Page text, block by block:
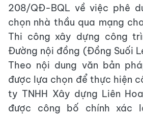
208/QĐ-BQL về việc phê
chọn nhà thầu qua mạng
Thi công xây dựng công
Đường nội đồng (Đồng Suối
Theo nội dung văn bản
được lựa chọn để thực hiện
ty TNHH Xây dựng Liên
được công bố chính xác